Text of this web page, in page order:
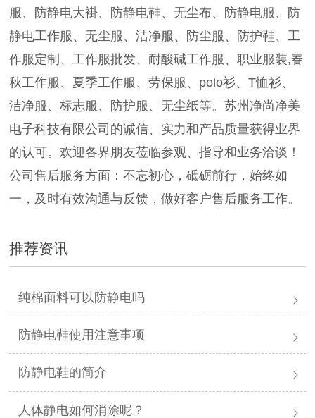
服、防静电大褂、防静电鞋、无尘布、防静电服、防
静电工作服、无尘服、洁净服、防尘服、防护鞋、工
作服定制、工作服批发、耐酸碱工作服、职业服装,春
秋工作服、夏季工作服、劳保服、polo衫、T恤衫、
洁净服、标志服、防护服、无尘纸等。苏州净尚净美
电子科技有限公司的诚信、实力和产品质量获得业界
的认可。欢迎各界朋友莅临参观、指导和业务洽谈！
公司售后服务方面：不忘初心，砥砺前行，始终如
一，及时有效沟通与反馈，做好客户售后服务工作。
推荐资讯
纯棉面料可以防静电吗
防静电鞋使用注意事项
防静电鞋的简介
人体静电如何消除呢？